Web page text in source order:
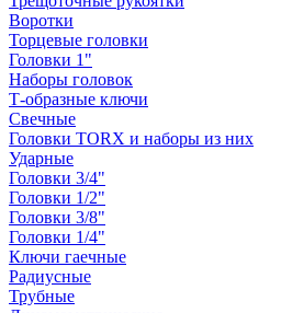
Воротки
Торцевые головки
Головки 1"
Наборы головок
Т-образные ключи
Свечные
Головки TORX и наборы из них
Ударные
Головки 3/4"
Головки 1/2"
Головки 3/8"
Головки 1/4"
Ключи гаечные
Радиусные
Трубные